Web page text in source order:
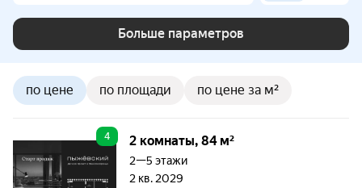
Больше параметров
по цене по площади по цене за м²
4 2 комнаты, 84 м²
2—5 этажи
2 кв. 2029